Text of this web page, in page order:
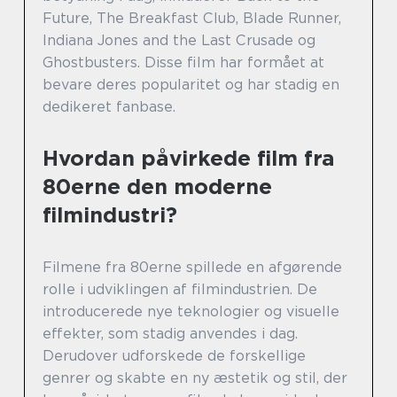
Future, The Breakfast Club, Blade Runner,
Indiana Jones and the Last Crusade og
Ghostbusters. Disse film har formået at
bevare deres popularitet og har stadig en
dedikeret fanbase.
Hvordan påvirkede film fra
80erne den moderne
filmindustri?
Filmene fra 80erne spillede en afgørende
rolle i udviklingen af filmindustrien. De
introducerede nye teknologier og visuelle
effekter, som stadig anvendes i dag.
Derudover udforskede de forskellige
genrer og skabte en ny æstetik og stil, der